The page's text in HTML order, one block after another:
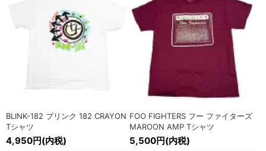
RED KAP (レッドキャップ) ワークショーツ入荷!
» MORE
2026/6/4
POWELL PERALTA (パウエル) Tシャツ、ワークシャツ、ステ
» MORE
Cookman (クックマン) 6ポケット カーゴ ショーツ入荷!
2026/5/1
海外オフィシャル バンドTシャツ各種入荷! » MORE
BLINK-182 ブリンク 182 CRAYON
Tシャツ
4,950円(内税)
FOO FIGHTERS フー ファイターズ
MAROON AMP Tシャツ
5,500円(内税)